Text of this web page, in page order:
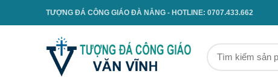
TƯỢNG ĐÁ CÔNG GIÁO ĐÀ NẴNG - HOTLINE: 0707.433.662